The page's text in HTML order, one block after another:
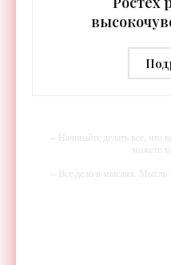
дальностью
-
-- Начинайте делать все, что
можете
-- Все дело в мыслях. Мысль